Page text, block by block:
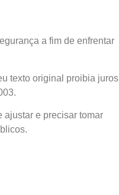
a fim de enfrentar
texto original proibia juros
e precisar tomar